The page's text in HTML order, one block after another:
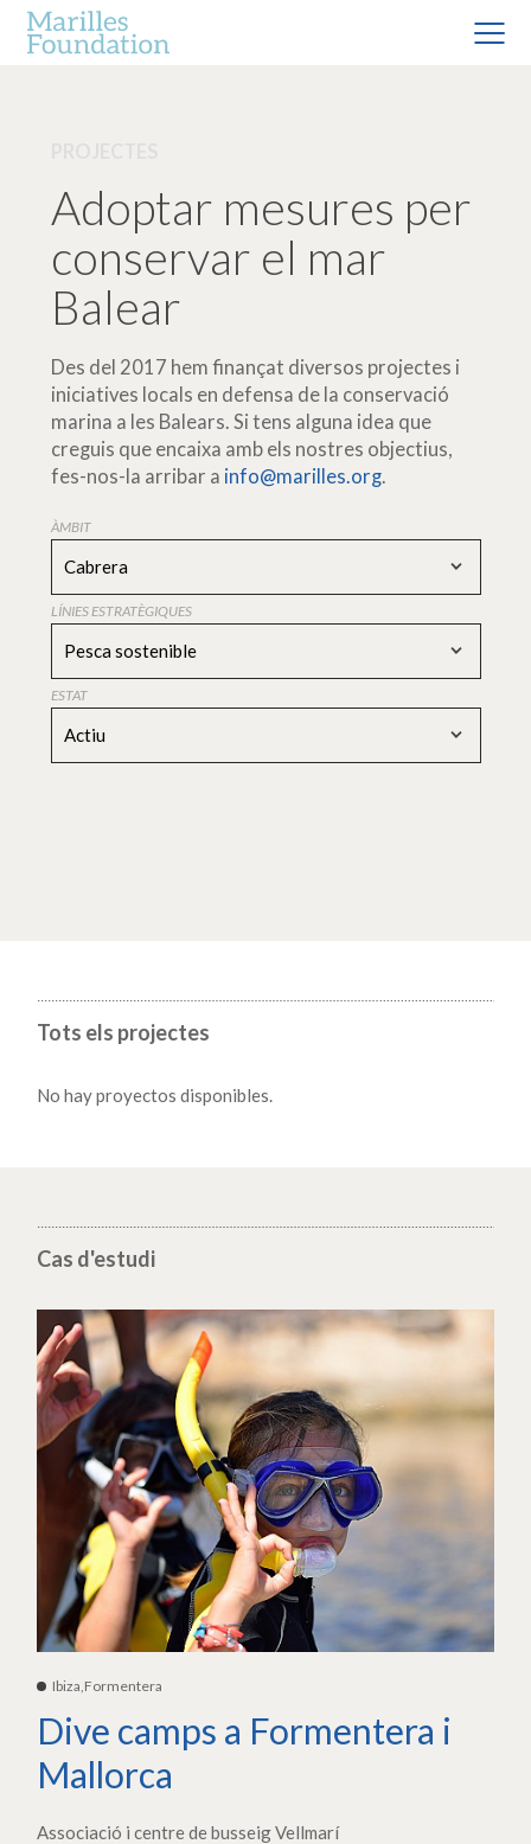
Adoptar mesures per
conservar el mar
Balear
Des del 2017 hem finançat diversos projectes i
iniciatives locals en defensa de la conservació
marina a les Balears. Si tens alguna idea que
creguis que encaixa amb els nostres objectius,
fes-nos-la arribar a info@marilles.org.
ÀMBIT
Cabrera
LÍNIES ESTRATÈGIQUES
Pesca sostenible
ESTAT
Actiu
Tots els projectes
No hay proyectos disponibles.
Cas d'estudi
Ibiza,Formentera
Dive camps a Formentera i
Mallorca
Associació i centre de busseig Vellmarí